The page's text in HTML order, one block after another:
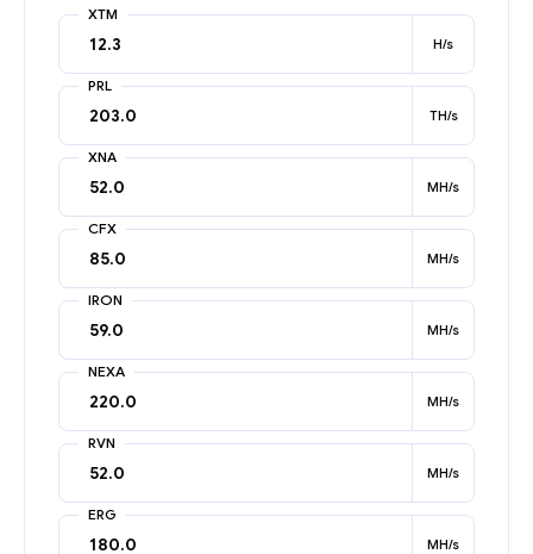
XTM
H/s
PRL
TH/s
XNA
MH/s
CFX
MH/s
IRON
MH/s
NEXA
MH/s
RVN
MH/s
ERG
MH/s